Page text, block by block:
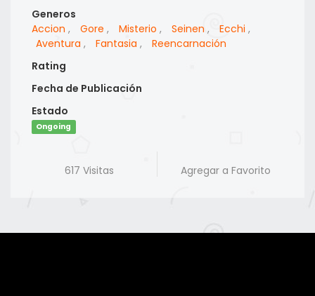
Generos
Accion , Gore , Misterio , Seinen , Ecchi ,
Aventura , Fantasia ,
Reencarnación
Rating
Fecha de Publicación
Estado
Ongoing
617 Visitas Agregar a Favorito